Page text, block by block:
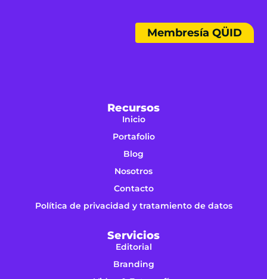
Recursos
Inicio
Portafolio
Blog
Nosotros
Contacto
Política de privacidad y tratamiento de datos
Servicios
Editorial
Branding
Membresía QÜID